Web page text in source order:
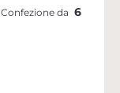
Confezione da 6